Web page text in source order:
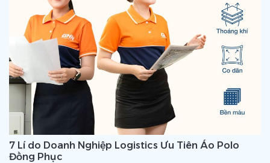
7 Lí do Doanh Nghiệp Logistics Ưu Tiên Áo Polo
Đồng Phục